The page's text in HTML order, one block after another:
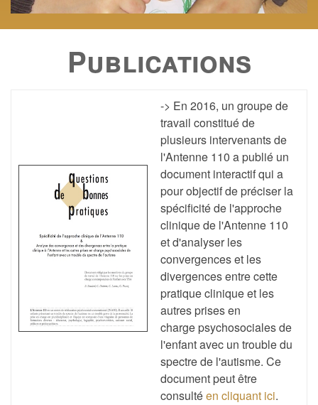
Publications
-> En 2016, un groupe de
travail constitué de
plusieurs intervenants de
l'Antenne 110 a publié un
document interactif qui a
pour objectif de préciser la
spécificité de l'approche
clinique de l'Antenne 110
et d'analyser les
convergences et les
divergences entre cette
pratique clinique et les
autres prises en
charge psychosociales de
l'enfant avec un trouble du
spectre de l'autisme. Ce
document peut être
consultéen cliquant ici.